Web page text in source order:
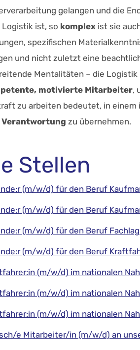
gelangen und die
Logistik ist, so komplex ist sie
spezifischen
und nicht zuletzt eine
Mentalitäten – die Logistik
motivierte Mitarbeiter,
zu arbeiten bedeutet, in
Verantwortung zu übernehmen.
Stellen
(m/w/d) für den Beruf
(m/w/d) für den Beruf
(m/w/d) für den Beruf
(m/w/d) für den Beruf
(m/w/d) im nationalen
(m/w/d) im nationalen
(m/w/d) im nationalen
e Mitarbeiter/in (m/w/d) an